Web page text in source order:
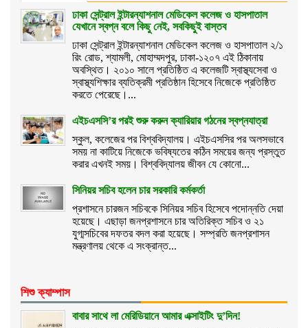
ঢাকা সেন্ট্রাল ইন্টারন্যাশনাল মেডিকেল কলেজ ও হাসপাতাল
যেখানে স্বপ্ন বলে কিছু নেই, সবকিছুই বাস্তব
ঢাকা সেন্ট্রাল ইন্টারন্যাশনাল মেডিকেল কলেজ ও হাসপাতাল ২/১
রিং রোড, শ্যামলী, মোহাম্মদপুর, ঢাকা-১২০৭ এই ঠিকানায়
অবস্থিত। ২০১০ সালে প্রতিষ্ঠিত এ কলেজটি স্বাস্থ্যসেবা ও
স্বাস্থ্যশিক্ষার ব্যতিক্রমী প্রতিষ্ঠান হিসেবে নিজেকে প্রতিষ্ঠিত
করতে পেরেছে।...
এইচএসসি’র পরই শুরু করুন ক্যারিয়ার গঠনের স্বপ্নযাত্রা
স্কুল, কলেজের পর বিশ্ববিদ্যালয়। এইচএসসির পর অলসভাবে
সময় না কাটিয়ে নিজেকে ভবিষ্যতের কঠিন সময়ের জন্য প্রস্তুত
করার এখনই সময়। বিশ্ববিদ্যালয় জীবন যে কোনো...
সিনিয়র সচিব হলেন চার সরকারি কর্মকর্তা
প্রশাসনে চারজন সচিবকে সিনিয়র সচিব হিসেবে পদোন্নতি দেয়া
হয়েছে। এছাড়া জনপ্রশাসনে চার অতিরিক্ত সচিব ও ২১
যুগ্মসচিবের দফতর বদল করা হয়েছে। সম্প্রতি জনপ্রশাসন
মন্ত্রণালয় থেকে এ সংক্রান্ত...
শিশু ক্যাম্পাস
বাবার সাথে লা মেরিডিয়ানে আমার এক্সাইটিং দু’দিন!